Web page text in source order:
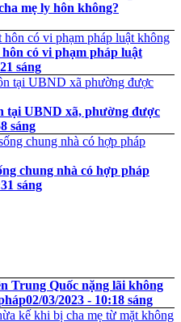
mẹ ly hôn không?
có vi phạm pháp luật
sáng
tại UBND xã, phường được
sáng
chung nhà có hợp pháp
sáng
Trung Quốc nặng lãi không
02/03/2023 - 10:18 sáng